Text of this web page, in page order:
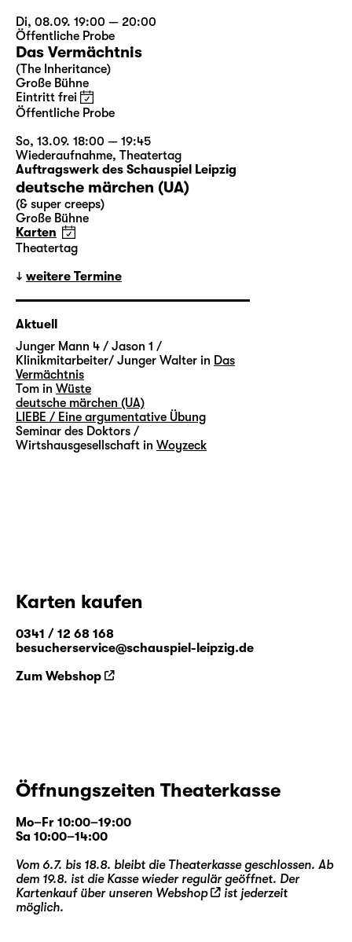
Di, 08.09. 19:00 — 20:00
Öffentliche Probe
Das Vermächtnis
(The Inheritance)
Große Bühne
Eintritt frei
Öffentliche Probe
So, 13.09. 18:00 — 19:45
Wiederaufnahme, Theatertag
Auftragswerk des Schauspiel Leipzig
deutsche märchen (UA)
(& super creeps)
Große Bühne
Karten
Theatertag
weitere Termine
Aktuell
Junger Mann 4 / Jason 1 /
Klinikmitarbeiter/ Junger Walter in Das
Vermächtnis
Tom in Wüste
deutsche märchen (UA)
LIEBE / Eine argumentative Übung
Seminar des Doktors /
Wirtshausgesellschaft in Woyzeck
Karten kaufen
0341 / 12 68 168
besucherservice@schauspiel-leipzig.de
Zum Webshop
Öffnungszeiten Theaterkasse
Mo–Fr 10:00–19:00
Sa 10:00–14:00
Vom 6.7. bis 18.8. bleibt die Theaterkasse geschlossen. Ab
dem 19.8. ist die Kasse wieder regulär geöffnet. Der
Kartenkauf über unseren Webshop
ist jederzeit
möglich.